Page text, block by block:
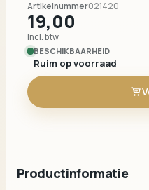
Artikelnummer021420
19,00
Incl. btw
BESCHIKBAARHEID
Ruim op voorraad
Productinformatie